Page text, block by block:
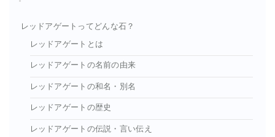
レッドアゲートってどんな石？
レッドアゲートとは
レッドアゲートの名前の由来
レッドアゲートの和名・別名
レッドアゲートの歴史
レッドアゲートの伝説・言い伝え